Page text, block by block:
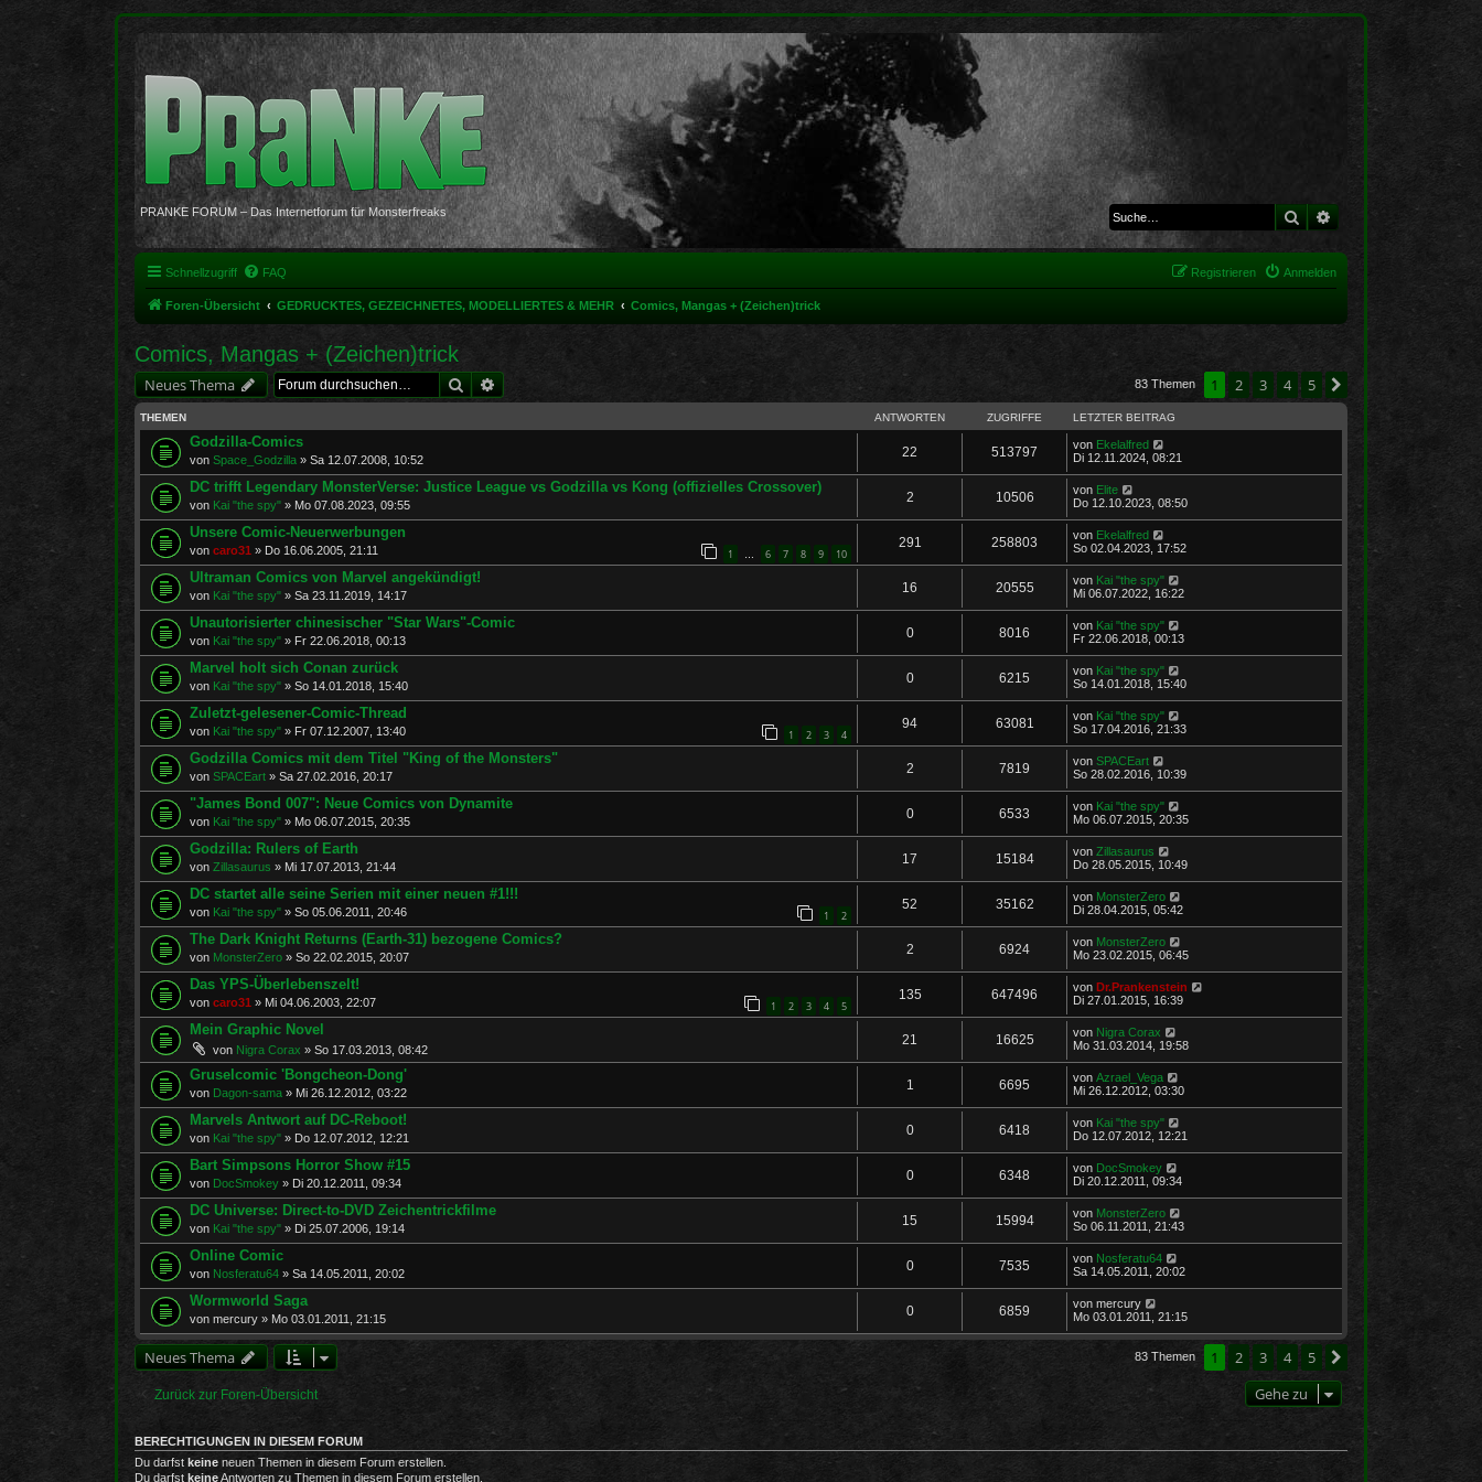
PRANKE FORUM – Das Internetforum für Monsterfreaks Suche Erweiterte Suche
Schnellzugriff FAQ Anmelden
Registrieren
Foren-Übersicht GEDRUCKTES, GEZEICHNETES, MODELLIERTES & MEHR Comics, Mangas + (Zeichen)trick
Comics, Mangas + (Zeichen)trick
Neues Thema SucheErweiterte Suche 83 Themen 1 2 3 4 5
THEMEN ANTWORTEN ZUGRIFFE LETZTER BEITRAG
Godzilla-Comics
von Space_Godzilla » Sa 12.07.2008, 10:52
22 513797 von Ekelalfred
Di 12.11.2024, 08:21
DC trifft Legendary MonsterVerse: Justice League vs Godzilla vs Kong (offizielles Crossover)
von Kai "the spy" » Mo 07.08.2023, 09:55
2 10506 von Elite
Do 12.10.2023, 08:50
Unsere Comic-Neuerwerbungen
von caro31 » Do 16.06.2005, 21:11 1 … 6 7 8 9 10
291 258803 von Ekelalfred
So 02.04.2023, 17:52
Ultraman Comics von Marvel angekündigt!
von Kai "the spy" » Sa 23.11.2019, 14:17
16 20555 von Kai "the spy"
Mi 06.07.2022, 16:22
Unautorisierter chinesischer "Star Wars"-Comic
von Kai "the spy" » Fr 22.06.2018, 00:13
0 8016 von Kai "the spy"
Fr 22.06.2018, 00:13
Marvel holt sich Conan zurück
von Kai "the spy" » So 14.01.2018, 15:40
0 6215 von Kai "the spy"
So 14.01.2018, 15:40
Zuletzt-gelesener-Comic-Thread
von Kai "the spy" » Fr 07.12.2007, 13:40 1 2 3 4
94 63081 von Kai "the spy"
So 17.04.2016, 21:33
Godzilla Comics mit dem Titel "King of the Monsters"
von SPACEart » Sa 27.02.2016, 20:17
2 7819 von SPACEart
So 28.02.2016, 10:39
"James Bond 007": Neue Comics von Dynamite
von Kai "the spy" » Mo 06.07.2015, 20:35
0 6533 von Kai "the spy"
Mo 06.07.2015, 20:35
Godzilla: Rulers of Earth
von Zillasaurus » Mi 17.07.2013, 21:44
17 15184 von Zillasaurus
Do 28.05.2015, 10:49
DC startet alle seine Serien mit einer neuen #1!!!
von Kai "the spy" » So 05.06.2011, 20:46 1 2
52 35162 von MonsterZero
Di 28.04.2015, 05:42
The Dark Knight Returns (Earth-31) bezogene Comics?
von MonsterZero » So 22.02.2015, 20:07
2 6924 von MonsterZero
Mo 23.02.2015, 06:45
Das YPS-Überlebenszelt!
von caro31 » Mi 04.06.2003, 22:07 1 2 3 4 5
135 647496 von Dr.Prankenstein
Di 27.01.2015, 16:39
Mein Graphic Novel
von Nigra Corax » So 17.03.2013, 08:42
21 16625 von Nigra Corax
Mo 31.03.2014, 19:58
Gruselcomic 'Bongcheon-Dong'
von Dagon-sama » Mi 26.12.2012, 03:22
1 6695 von Azrael_Vega
Mi 26.12.2012, 03:30
Marvels Antwort auf DC-Reboot!
von Kai "the spy" » Do 12.07.2012, 12:21
0 6418 von Kai "the spy"
Do 12.07.2012, 12:21
Bart Simpsons Horror Show #15
von DocSmokey » Di 20.12.2011, 09:34
0 6348 von DocSmokey
Di 20.12.2011, 09:34
DC Universe: Direct-to-DVD Zeichentrickfilme
von Kai "the spy" » Di 25.07.2006, 19:14
15 15994 von MonsterZero
So 06.11.2011, 21:43
Online Comic
von Nosferatu64 » Sa 14.05.2011, 20:02
0 7535 von Nosferatu64
Sa 14.05.2011, 20:02
Wormworld Saga
von mercury » Mo 03.01.2011, 21:15
0 6859 von mercury
Mo 03.01.2011, 21:15
Neues Thema 83 Themen 1 2 3 4 5
Zurück zur Foren-Übersicht Gehe zu
BERECHTIGUNGEN IN DIESEM FORUM
Du darfst keine neuen Themen in diesem Forum erstellen.
Du darfst keineAntworten zu Themen in diesem Forum erstellen.